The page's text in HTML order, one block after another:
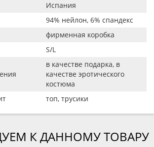
Испания
94% нейлон, 6% спандекс
фирменная коробка
S/L
в качестве подарка, в
качестве эротического
костюма
топ, трусики
К ДАННОМУ ТОВАРУ